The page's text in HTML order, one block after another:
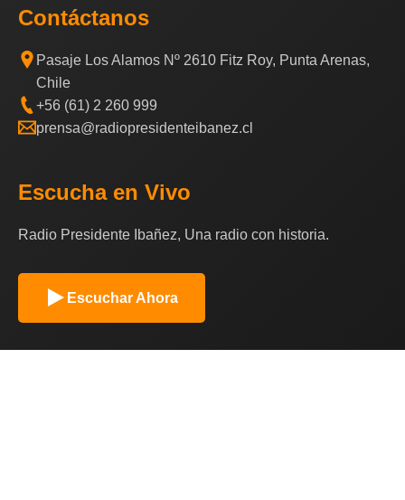
Contáctanos
Pasaje Los Alamos Nº 2610 Fitz Roy, Punta Arenas,
Chile
+56 (61) 2 260 999
prensa@radiopresidenteibanez.cl
Escucha en Vivo
Radio Presidente Ibañez, Una radio con historia.
Escuchar Ahora